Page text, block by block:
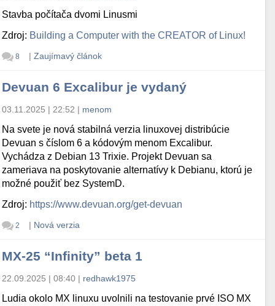
Stavba počítača dvomi Linusmi
Zdroj: Building a Computer with the CREATOR of Linux!
8 | Zaujímavý článok
Devuan 6 Excalibur je vydaný
03.11.2025 | 22:52 | menom
Na svete je nová stabilná verzia linuxovej distribúcie
Devuan s číslom 6 a kódovým menom Excalibur.
Vychádza z Debian 13 Trixie. Projekt Devuan sa
zameriava na poskytovanie alternatívy k Debianu, ktorú je
možné použiť bez SystemD.
Zdroj: https://www.devuan.org/get-devuan
2 | Nová verzia
MX-25 “Infinity” beta 1
22.09.2025 | 08:40 | redhawk1975
Ludia okolo MX linuxu uvolnili na testovanie prvé ISO MX